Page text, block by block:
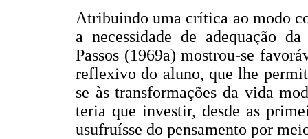
Atribuindo uma crítica ao modo
a necessidade de adequação
Passos (1969a) mostrou-se
reflexivo do aluno, que lhe
se às transformações da vida
teria que investir, desde as
usufruísse do pensamento por